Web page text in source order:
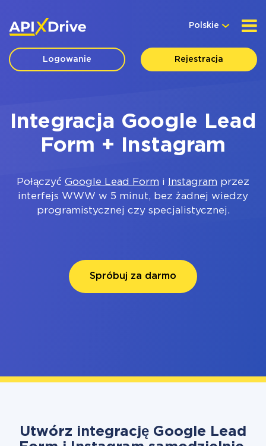
Polskie
Logowanie Rejestracja
Integracja Google Lead
Form + Instagram
Połączyć Google Lead Form i Instagram przez
interfejs WWW w 5 minut, bez żadnej wiedzy
programistycznej czy specjalistycznej.
Spróbuj za darmo
Utwórz integrację Google Lead